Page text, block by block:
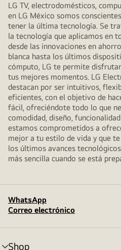
LG TV, electrodomésticos,
en LG México somos
tener la última tecnología. Se
la tecnología que aplicamos en
desde las innovaciones en
blanca hasta los últimos
cómputo, LG te permite
tus mejores momentos. LG
destacan por ser intuitivos,
eficientes, con el objetivo de
fácil, ofreciéndote todo lo que
comodidad, diseño,
estamos comprometidos a
mejor a tu estilo de vida y que
los últimos avances
más sencilla cuando se está
WhatsApp
Correo electrónico
Shop